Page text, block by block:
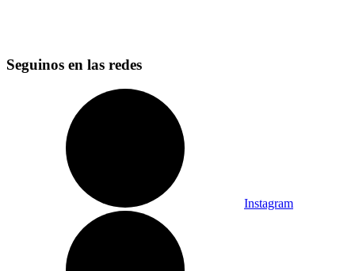
Seguinos en las redes
Instagram